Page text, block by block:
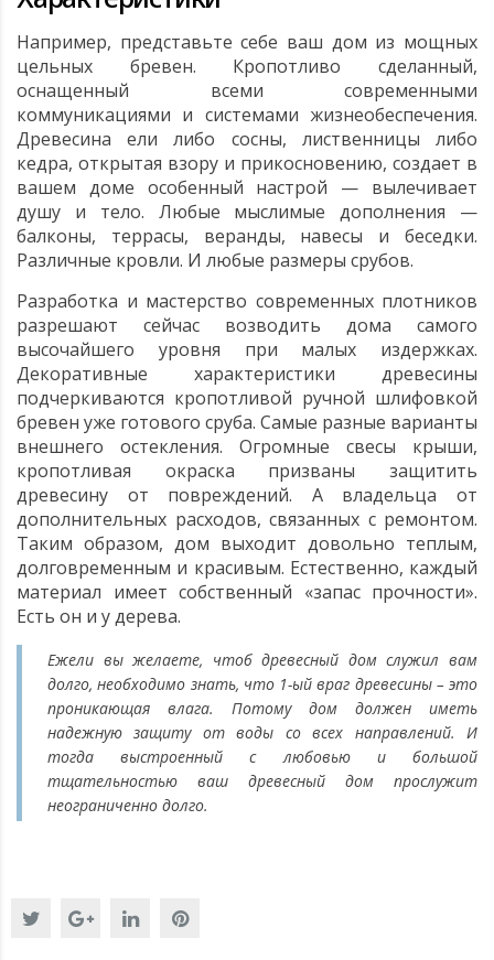
Например, представьте себе ваш дом из мощных
цельных бревен. Кропотливо сделанный,
оснащенный всеми современными
коммуникациями и системами жизнеобеспечения.
Древесина ели либо сосны, лиственницы либо
кедра, открытая взору и прикосновению, создает в
вашем доме особенный настрой — вылечивает
душу и тело. Любые мыслимые дополнения —
балконы, террасы, веранды, навесы и беседки.
Различные кровли. И любые размеры срубов.
Разработка и мастерство современных плотников
разрешают сейчас возводить дома самого
высочайшего уровня при малых издержках.
Декоративные характеристики древесины
подчеркиваются кропотливой ручной шлифовкой
бревен уже готового сруба. Самые разные варианты
внешнего остекления. Огромные свесы крыши,
кропотливая окраска призваны защитить
древесину от повреждений. А владельца от
дополнительных расходов, связанных с ремонтом.
Таким образом, дом выходит довольно теплым,
долговременным и красивым. Естественно, каждый
материал имеет собственный «запас прочности».
Есть он и у дерева.
Ежели вы желаете, чтоб древесный дом служил вам
долго, необходимо знать, что 1-ый враг древесины – это
проникающая влага. Потому дом должен иметь
надежную защиту от воды со всех направлений. И
тогда выстроенный с любовью и большой
тщательностью ваш древесный дом прослужит
неограниченно долго.